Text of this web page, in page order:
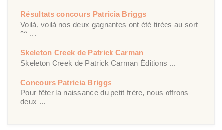
Résultats concours Patricia Briggs
Voilà, voilà nos deux gagnantes ont été tirées au sort
^^ ...
Skeleton Creek de Patrick Carman
Skeleton Creek de Patrick Carman Éditions ...
Concours Patricia Briggs
Pour fêter la naissance du petit frère, nous offrons
deux ...